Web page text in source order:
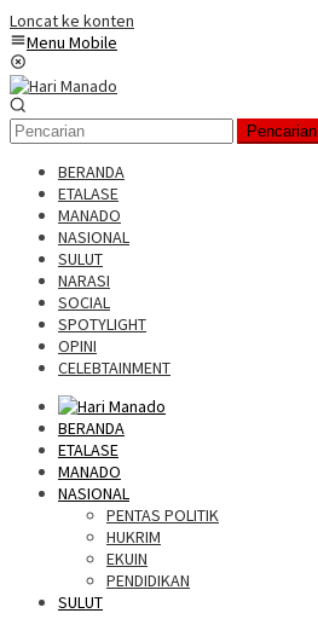
Loncat ke konten
Menu Mobile
Pencarian
BERANDA
ETALASE
MANADO
NASIONAL
SULUT
NARASI
SOCIAL
SPOTYLIGHT
OPINI
CELEBTAINMENT
BERANDA
ETALASE
MANADO
NASIONAL
PENTAS POLITIK
HUKRIM
EKUIN
PENDIDIKAN
SULUT